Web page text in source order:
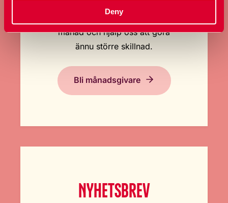
Deny
Stöd oss regelbundet varje
månad och hjälp oss att göra
ännu större skillnad.
Bli månadsgivare
NYHETSBREV